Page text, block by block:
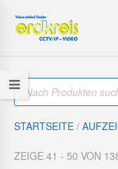
P
r
o
u
c
s
s
STARTSEITE /
ZEIGE 41 - 50 VON